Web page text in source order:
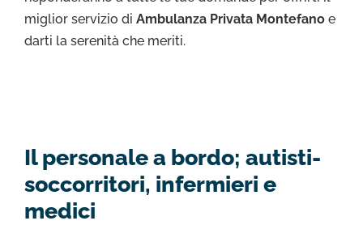
miglior servizio di Ambulanza Privata Montefano e
darti la serenità che meriti.
Il personale a bordo; autisti-
soccorritori, infermieri e
medici